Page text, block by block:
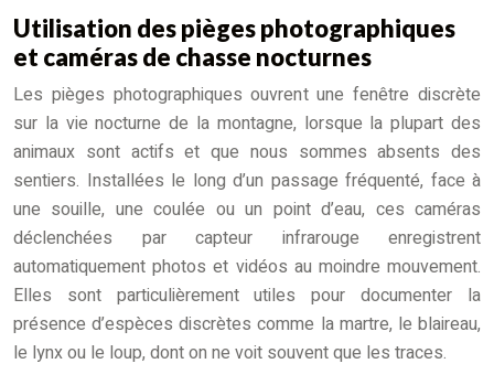
Utilisation des pièges photographiques
et caméras de chasse nocturnes
Les pièges photographiques ouvrent une fenêtre discrète
sur la vie nocturne de la montagne, lorsque la plupart des
animaux sont actifs et que nous sommes absents des
sentiers. Installées le long d’un passage fréquenté, face à
une souille, une coulée ou un point d’eau, ces caméras
déclenchées par capteur infrarouge enregistrent
automatiquement photos et vidéos au moindre mouvement.
Elles sont particulièrement utiles pour documenter la
présence d’espèces discrètes comme la martre, le blaireau,
le lynx ou le loup, dont on ne voit souvent que les traces.